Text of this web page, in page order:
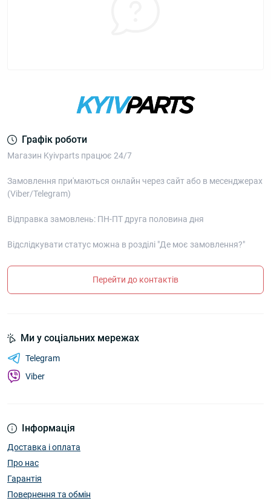
Графік роботи
Магазин Kyivparts працює 24/7
Замовлення при'маються онлайн через сайт або в месенджерах
(Viber/Telegram)
Відправка замовлень: ПН-ПТ друга половина дня
Відслідкувати статус можна в розділі "Де моє замовлення?"
Перейти до контактів
Інформація
Доставка і оплата
Про нас
Гарантія
Повернення та обмін
Ми у соціальних мережах
Telegram
Viber